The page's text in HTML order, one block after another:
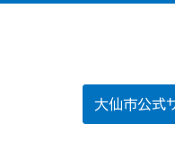
大仙市公式